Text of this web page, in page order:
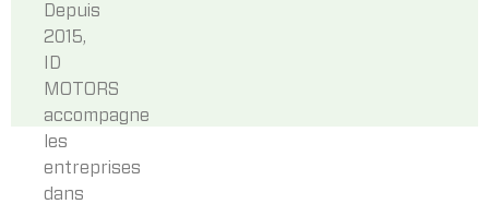
Depuis
2015,
ID
MOTORS
accompagne
les
entreprises
dans